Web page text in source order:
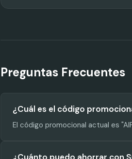
Preguntas Frecuentes
¿Cuál es el código
El código promocional actual es